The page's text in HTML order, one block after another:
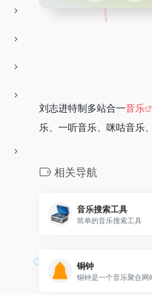
刘志进特制多站合一音乐
乐、一听音乐、咪咕音乐
相关导航
音乐搜索工具
简单的音乐搜索工具
铜钟